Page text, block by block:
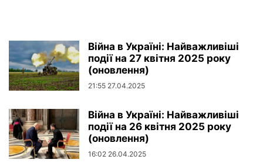
Війна в Україні: Найважливіші
події на 27 квітня 2025 року
(оновлення)
21:55 27.04.2025
Війна в Україні: Найважливіші
події на 26 квітня 2025 року
(оновлення)
16:02 26.04.2025